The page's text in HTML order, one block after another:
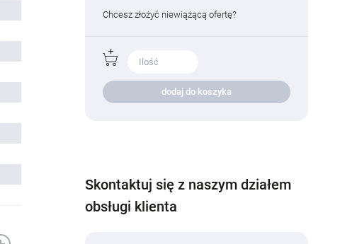
Chcesz złożyć niewiążącą ofertę?
dodaj do koszyka
Skontaktuj się z naszym działem
obsługi klienta